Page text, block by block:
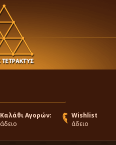
Καλάθι Αγορών:
άδειο
Wishlist
άδειο